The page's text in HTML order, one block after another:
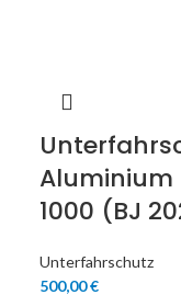
Aluminium
1000 (BJ
Unterfahrschutz
500,00€